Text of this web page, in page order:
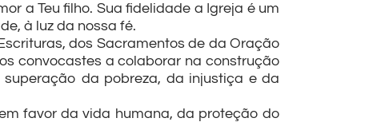
a Teu filho. Sua fidelidade a Igreja é um
à luz da nossa fé.
dos Sacramentos de da Oração
convocastes a colaborar na construção
da pobreza, da injustiça e da
favor da vida humana, da proteção do